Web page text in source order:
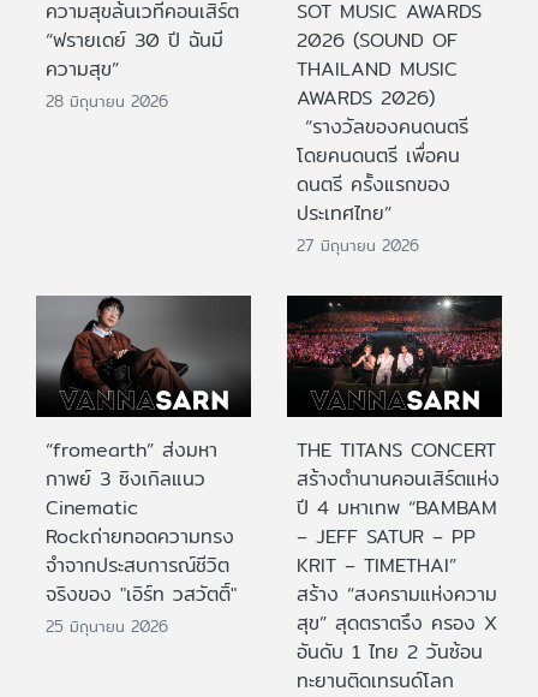
ความสุขล้นเวทีคอนเสิร์ต
“ฟรายเดย์ 30 ปี ฉันมี
ความสุข”
28 มิถุนายน 2026
SOT MUSIC AWARDS
2026 (SOUND OF
THAILAND MUSIC
AWARDS 2026)
“รางวัลของคนดนตรี
โดยคนดนตรี เพื่อคน
ดนตรี ครั้งแรกของ
ประเทศไทย”
27 มิถุนายน 2026
“fromearth” ส่งมหา
กาพย์ 3 ซิงเกิลแนว
Cinematic
Rockถ่ายทอดความทรง
จำจากประสบการณ์ชีวิต
จริงของ "เอิร์ท วสวัตติ์"
25 มิถุนายน 2026
THE TITANS CONCERT
สร้างตำนานคอนเสิร์ตแห่ง
ปี 4 มหาเทพ “BAMBAM
– JEFF SATUR – PP
KRIT – TIMETHAI”
สร้าง “สงครามแห่งความ
สุข” สุดตราตรึง ครอง X
อันดับ 1 ไทย 2 วันซ้อน
ทะยานติดเทรนด์โลก